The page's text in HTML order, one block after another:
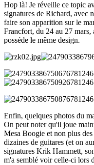
Hop là! Je réveille ce topic
signatures de Richard,
faire son apparition sur le
Francfort, du 24 au 27
posséde le même design.
Enfin, quelques photos du
On peut noter qu'il joue
Mesa Boogie et non plus
dizaines de guitares (et on
signatures Krik Hammett,
m'a semblé voir celle-ci lors